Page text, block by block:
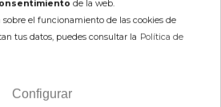
de la web.
el funcionamiento de las cookies de
tus datos, puedes consultar la Política de
Configurar